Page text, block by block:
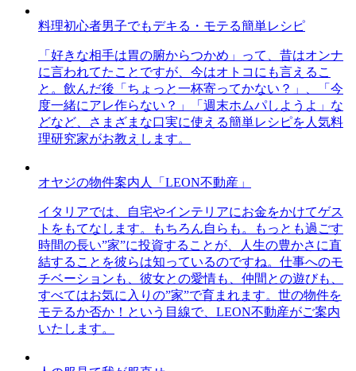
料理初心者男子でもデキる・モテる簡単レシピ
「好きな相手は胃の腑からつかめ」って、昔はオンナ
に言われてたことですが、今はオトコにも言えるこ
と。飲んだ後「ちょっと一杯寄ってかない？」、「今
度一緒にアレ作らない？」「週末ホムパしようよ」な
どなど、さまざまな口実に使える簡単レシピを人気料
理研究家がお教えします。
オヤジの物件案内人「LEON不動産」
イタリアでは、自宅やインテリアにお金をかけてゲス
トをもてなします。もちろん自らも。もっとも過ごす
時間の長い”家”に投資することが、人生の豊かさに直
結することを彼らは知っているのですね。仕事へのモ
チベーションも、彼女との愛情も、仲間との遊びも、
すべてはお気に入りの”家”で育まれます。世の物件を
モテるか否か！という目線で、LEON不動産がご案内
いたします。